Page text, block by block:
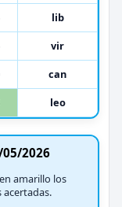
lib
vir
can
leo
2026
amarillo los
acertadas.